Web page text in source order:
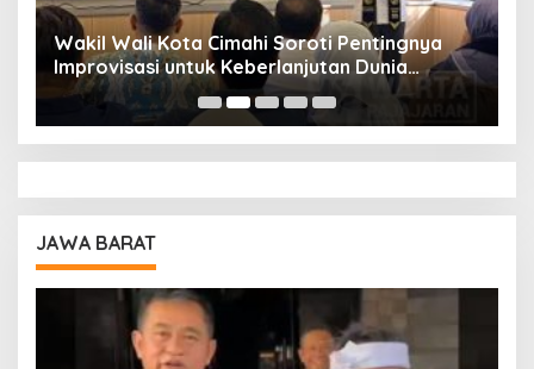
Wakil Wali Kota Cimahi Soroti Pentingnya
Improvisasi untuk Keberlanjutan Dunia
Pendidikan
JAWA BARAT